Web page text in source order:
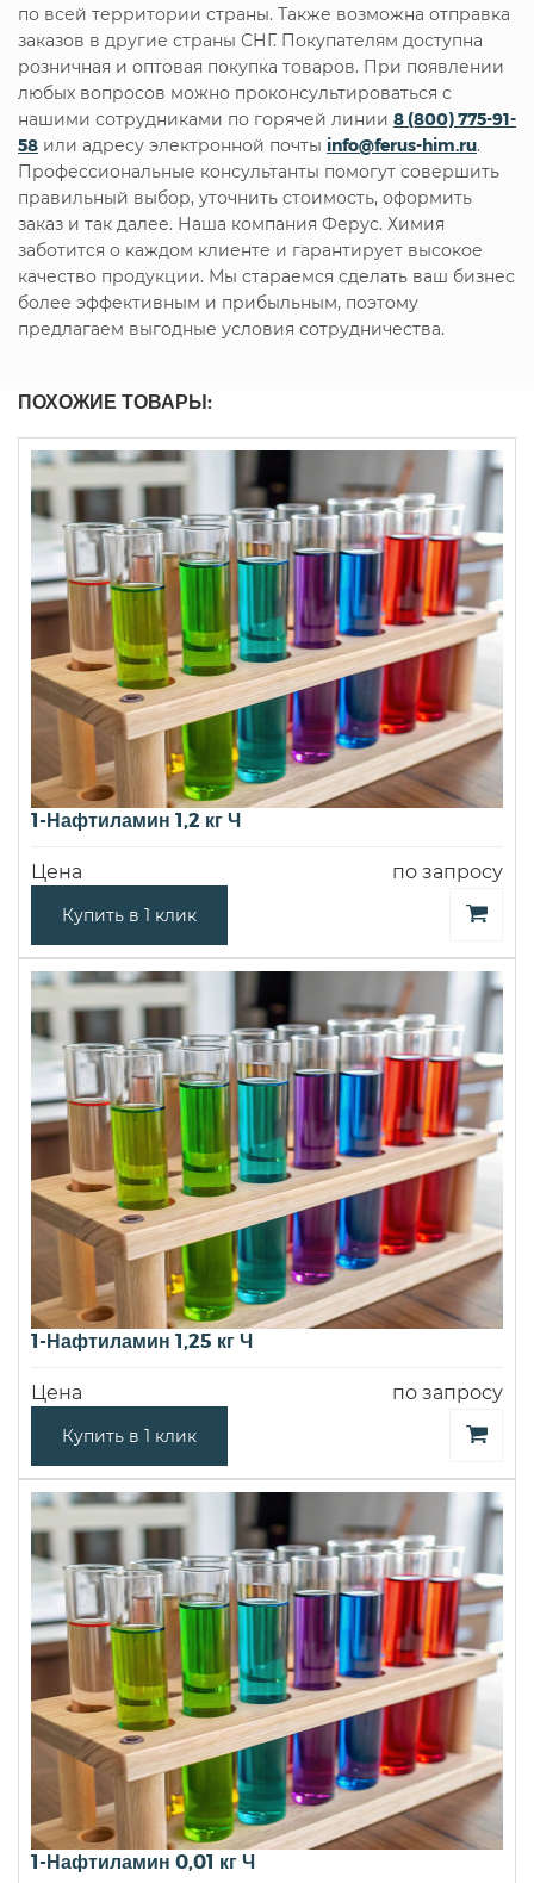
по всей территории страны. Также возможна отправка
заказов в другие страны СНГ. Покупателям доступна
розничная и оптовая покупка товаров. При появлении
любых вопросов можно проконсультироваться с
нашими сотрудниками по горячей линии 8 (800) 775-91-
58 или адресу электронной почты info@ferus-him.ru.
Профессиональные консультанты помогут совершить
правильный выбор, уточнить стоимость, оформить
заказ и так далее. Наша компания Ферус. Химия
заботится о каждом клиенте и гарантирует высокое
качество продукции. Мы стараемся сделать ваш бизнес
более эффективным и прибыльным, поэтому
предлагаем выгодные условия сотрудничества.
ПОХОЖИЕ ТОВАРЫ:
1-Нафтиламин 1,2 кг Ч
Цена по запросу
Купить в 1 клик
1-Нафтиламин 1,25 кг Ч
Цена по запросу
Купить в 1 клик
1-Нафтиламин 0,01 кг Ч